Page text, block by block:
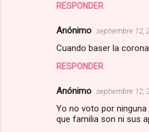
RESPONDER
Anónimo septiembre 12,
Cuando baser la
RESPONDER
Anónimo septiembre 12,
Yo no voto por
que familia son ni sus